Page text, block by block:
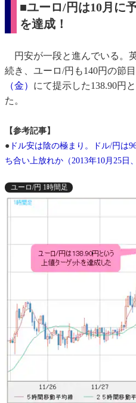
■ユーロ/円は10月に
を達成！
円安が一段と進んでいる。
続き、ユーロ/円も140円の節
（金） にて提示した138.90円
た。
【参考記事】
● ドル安は陰の極まり。ドル/円は
ち合い上放れか（2013年10月25日
ユーロ/円 1時間足